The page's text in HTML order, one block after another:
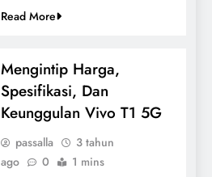
Read More
Mengintip Harga,
Spesifikasi, Dan
Keunggulan Vivo T1 5G
passalla
3 tahun
ago
0 1 mins